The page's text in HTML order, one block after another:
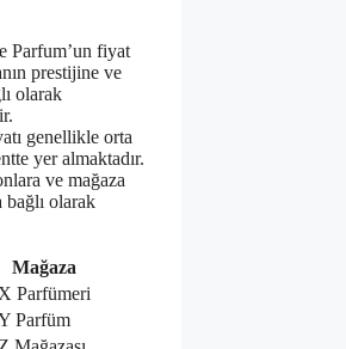
Parfum’un fiyat
prestijine ve
olarak
genellikle orta
yer almaktadır.
ve mağaza
bağlı olarak
Mağaza
X Parfümeri
Parfüm